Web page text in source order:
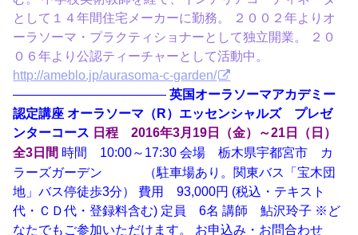
として１４年間住宅メーカーに勤務。 ２００２年よりオ
ーラソーマ・プラクティショナーとして独立開業。 ２０
０６年より公認ティーチャーとして活動中。
http://ameblo.jp/aurasoma-c-garden/
————————————英国オーラソーマアカデミー
認定講座 オーラソーマ（R）エッセンシャルズ プレゼ
ンターコース 日程 2016年3月19日（金）～21日（日）
全3日間 時間 10:00～17:30 会場 栃木県宇都宮市 カ
ラーズガーデン （駐車場あり。関東バス「宝木団
地」バス停徒歩3分） 費用 93,000円 (税込・テキスト
代・ＣＤ代・登録料含む) 定員 6名 講師 鮎沢玲子 ※ど
なたでもご参加いただけます。 お申込み・お問合わせ